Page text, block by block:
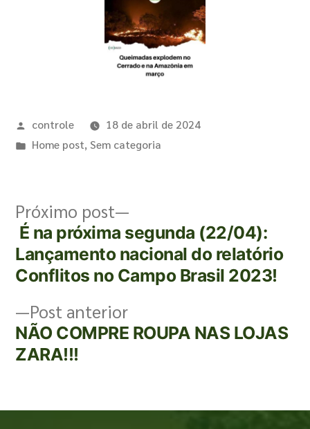
controle
18 de abril de 2024
Home post, Sem categoria
Post anterior
NÃO COMPRE ROUPA NAS LOJAS
ZARA!!!
Próximo post
É na próxima segunda (22/04):
Lançamento nacional do relatório
Conflitos no Campo Brasil 2023!